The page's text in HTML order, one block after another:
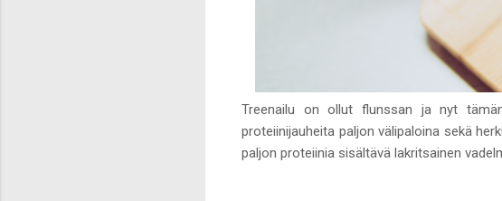
Treenailu on ollut flunssan ja nyt
proteiinijauheita paljon välipaloina sekä
paljon proteiinia sisältävä lakritsainen